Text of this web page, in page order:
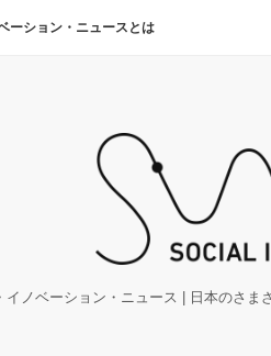
ーション・ニュースとは
イノベーション・ニュース | 日本のさま